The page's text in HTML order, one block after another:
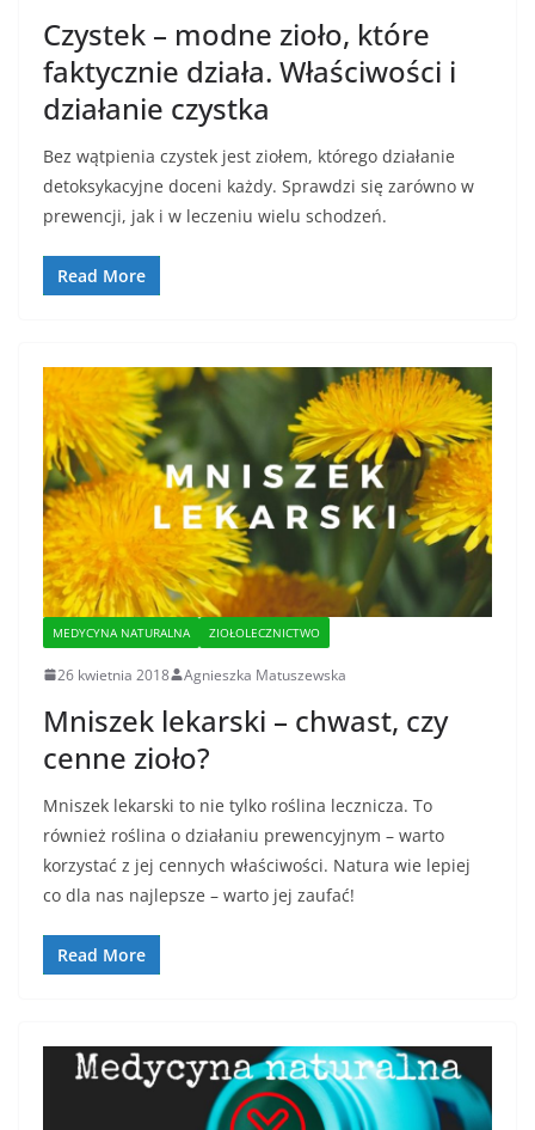
Czystek – modne zioło, które
faktycznie działa. Właściwości i
działanie czystka
Bez wątpienia czystek jest ziołem, którego działanie
detoksykacyjne doceni każdy. Sprawdzi się zarówno w
prewencji, jak i w leczeniu wielu schodzeń.
Read More
MEDYCYNA NATURALNA ZIOŁOLECZNICTWO
26 kwietnia 2018 Agnieszka Matuszewska
Mniszek lekarski – chwast, czy
cenne zioło?
Mniszek lekarski to nie tylko roślina lecznicza. To
również roślina o działaniu prewencyjnym – warto
korzystać z jej cennych właściwości. Natura wie lepiej
co dla nas najlepsze – warto jej zaufać!
Read More